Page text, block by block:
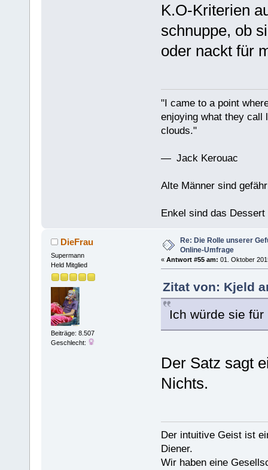
K.O-Kriterien
schnuppe, ob
oder nackt für
"I came to a point
enjoying what they call
clouds."
— Jack Kerouac
Alte Männer sind
Enkel sind das Dessert
DieFrau
Supermann
Held Mitglied
Beiträge: 8.507
Geschlecht:
Re: Die Rolle unserer
Online-Umfrage
« Antwort #55 am: 01. Oktober
Zitat von: Kjeld
Ich würde sie
Der Satz sagt
Nichts.
Der intuitive Geist ist
Diener.
Wir haben eine